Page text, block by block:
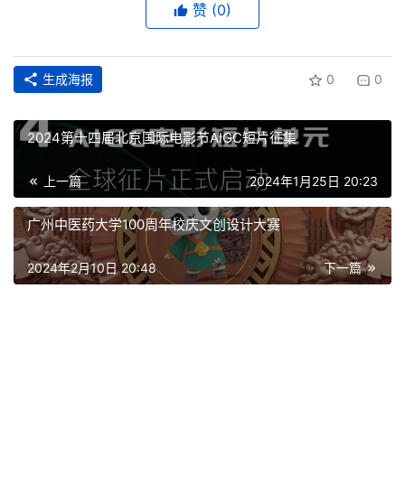
赞 (0)
生成海报 0 0
2024第十四届北京国际电影节AIGC短片征集
上一篇 2024年1月25日 20:23
广州中医药大学100周年校庆文创设计大赛
下一篇
2024年2月10日 20:48